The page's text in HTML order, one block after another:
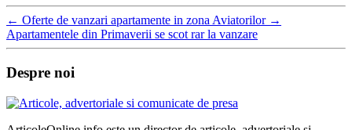
← Oferte de vanzari apartamente in zona Aviatorilor →
Apartamentele din Primaverii se scot rar la vanzare
Despre noi